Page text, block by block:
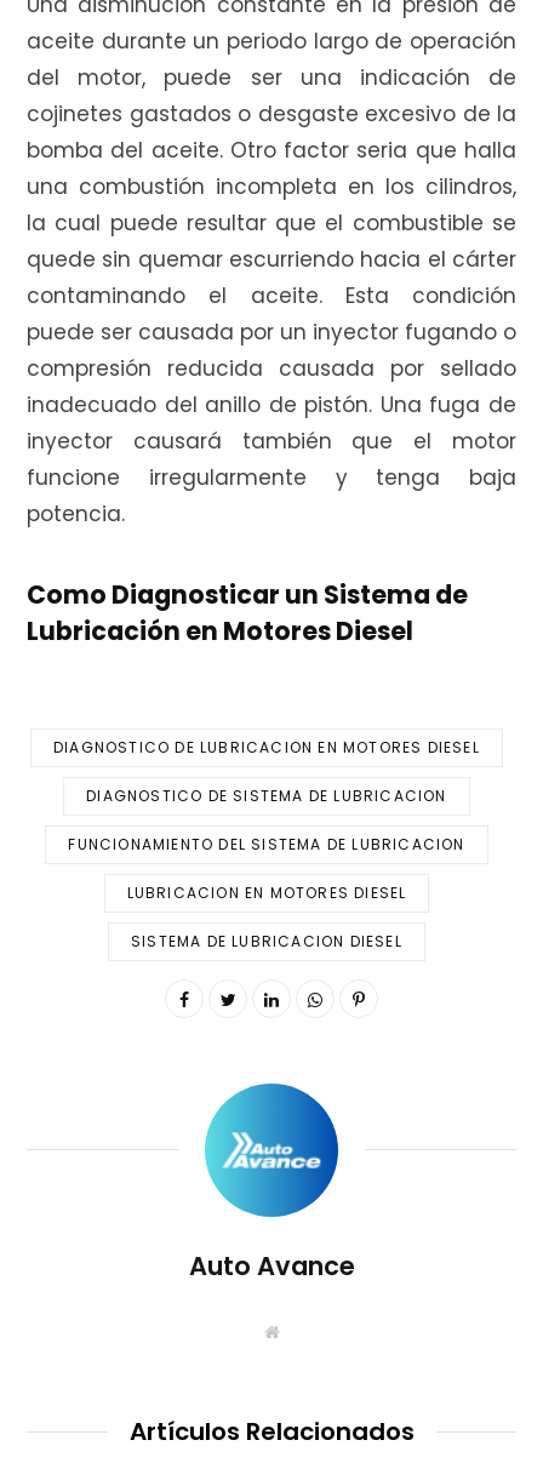
aceite durante un periodo largo de operación
del motor, puede ser una indicación de
cojinetes gastados o desgaste excesivo de la
bomba del aceite. Otro factor seria que halla
una combustión incompleta en los cilindros,
la cual puede resultar que el combustible se
quede sin quemar escurriendo hacia el cárter
contaminando el aceite. Esta condición
puede ser causada por un inyector fugando o
compresión reducida causada por sellado
inadecuado del anillo de pistón. Una fuga de
inyector causará también que el motor
funcione irregularmente y tenga baja
potencia.
Como Diagnosticar un Sistema de
Lubricación en Motores Diesel
DIAGNOSTICO DE LUBRICACION EN MOTORES DIESEL
DIAGNOSTICO DE SISTEMA DE LUBRICACION
FUNCIONAMIENTO DEL SISTEMA DE LUBRICACION
LUBRICACION EN MOTORES DIESEL
SISTEMA DE LUBRICACION DIESEL
Auto Avance
S
e
Artículos Relacionados